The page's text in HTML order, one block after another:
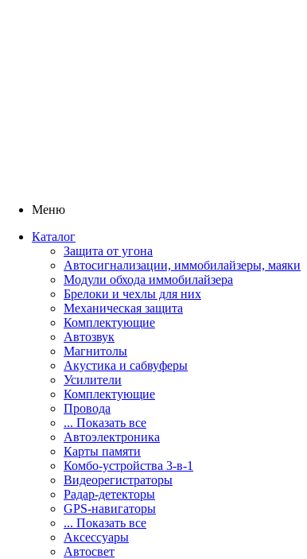
Меню
Каталог
Защита от угона
Автосигнализации, иммобилайзеры, маяки
Модули обхода иммобилайзера
Брелоки и чехлы для них
Механическая защита
Комплектующие
Автозвук
Магнитолы
Акустика и сабвуферы
Усилители
Комплектующие
Провода
... Показать все
Автоэлектроника
Карты памяти
Комбо-устройства 3-в-1
Видеорегистраторы
Радар-детекторы
GPS-навигаторы
... Показать все
Аксессуары
Автосвет